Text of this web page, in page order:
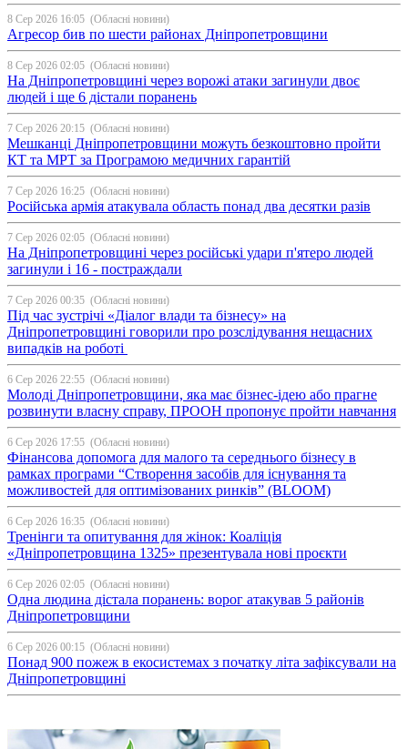
8 Сер 2026 16:05 (Обласні новини)
Агресор бив по шести районах Дніпропетровщини
8 Сер 2026 02:05 (Обласні новини)
На Дніпропетровщині через ворожі атаки загинули двоє
людей і ще 6 дістали поранень
7 Сер 2026 20:15 (Обласні новини)
Мешканці Дніпропетровщини можуть безкоштовно пройти
КТ та МРТ за Програмою медичних гарантій
7 Сер 2026 16:25 (Обласні новини)
Російська армія атакувала область понад два десятки разів
7 Сер 2026 02:05 (Обласні новини)
На Дніпропетровщині через російські удари п'ятеро людей
загинули і 16 - постраждали
7 Сер 2026 00:35 (Обласні новини)
Під час зустрічі «Діалог влади та бізнесу» на
Дніпропетровщині говорили про розслідування нещасних
випадків на роботі
6 Сер 2026 22:55 (Обласні новини)
Молоді Дніпропетровщини, яка має бізнес-ідею або прагне
розвинути власну справу, ПРООН пропонує пройти навчання
6 Сер 2026 17:55 (Обласні новини)
Фінансова допомога для малого та середнього бізнесу в
рамках програми “Створення засобів для існування та
можливостей для оптимізованих ринків” (BLOOM)
6 Сер 2026 16:35 (Обласні новини)
Тренінги та опитування для жінок: Коаліція
«Дніпропетровщина 1325» презентувала нові проєкти
6 Сер 2026 02:05 (Обласні новини)
Одна людина дістала поранень: ворог атакував 5 районів
Дніпропетровщини
6 Сер 2026 00:15 (Обласні новини)
Понад 900 пожеж в екосистемах з початку літа зафіксували на
Дніпропетровщині